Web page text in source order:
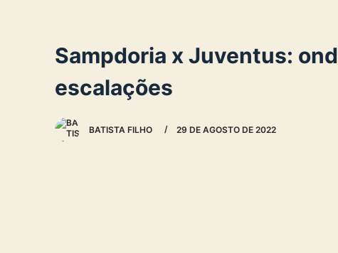
Sampdoria x Juventus:
escalações
BATISTA FILHO 29 DE AGOSTO DE 2022